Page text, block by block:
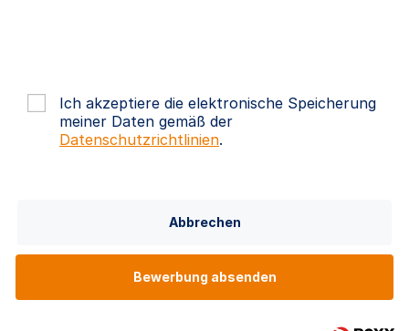
Ich akzeptiere die elektronische Speicherung
meiner Daten gemäß der
Datenschutzrichtlinien.
Abbrechen
Bewerbung absenden